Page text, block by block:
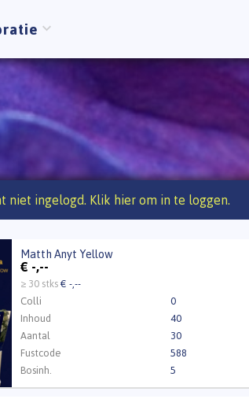
niet ingelogd. Klik hier om in te loggen.
Matth Anyt Yellow
€ -,--
≥ 30 stks€ -,--
Colli
0
Inhoud
40
Aantal
30
Fustcode
588
Bosinh.
5
om te kunnen kopen.